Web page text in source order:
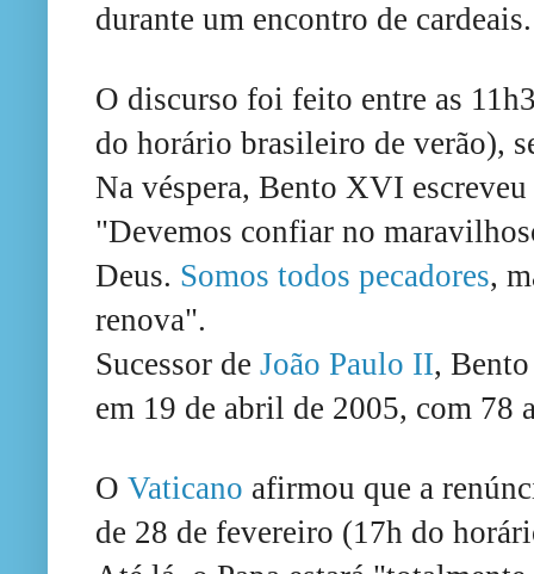
durante um encontro de cardeais.
O discurso foi feito entre as
do horário brasileiro de verão),
Na véspera, Bento XVI
"Devemos confiar no
Deus. Somos todos pecadores,
renova".
Sucessor de João Paulo II,
em 19 de abril de 2005, com 78
O Vaticano afirmou que a
de 28 de fevereiro (17h do